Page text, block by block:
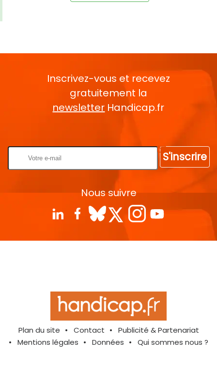
Inscrivez-vous et recevez
gratuitement la
newsletter Handicap.fr
S'inscrire
Nous suivre
Plan du site Contact
Publicité & Partenariat
Mentions légales
Données Qui sommes nous ?